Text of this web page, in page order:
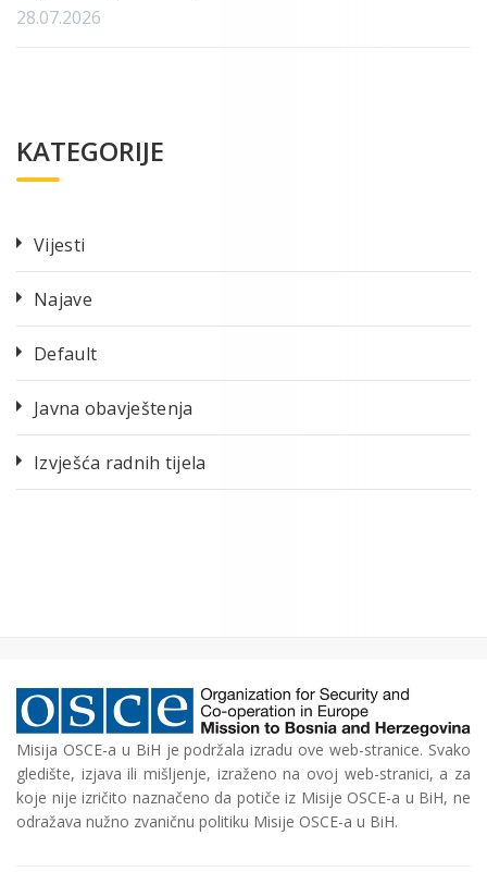
28.07.2026
KATEGORIJE
Vijesti
Najave
Default
Javna obavještenja
Izvješća radnih tijela
Misija OSCE-a u BiH je podržala izradu ove web-stranice. Svako
gledište, izjava ili mišljenje, izraženo na ovoj web-stranici, a za
koje nije izričito naznačeno da potiče iz Misije OSCE-a u BiH, ne
odražava nužno zvaničnu politiku Misije OSCE-a u BiH.